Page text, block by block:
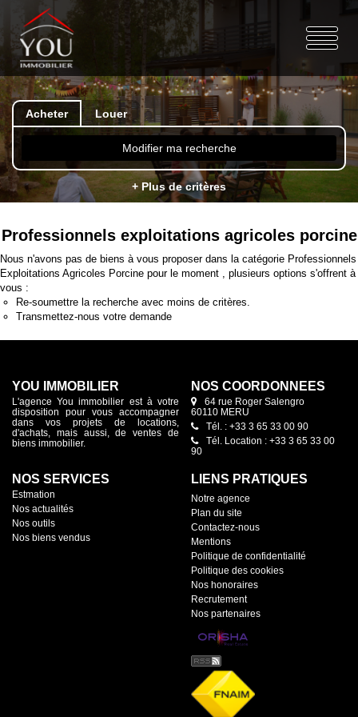
Acheter Louer
Modifier ma recherche
+ Plus de critères
Professionnels exploitations agricoles porcine
Nous n'avons pas de biens à vous proposer dans la catégorie Professionnels
Exploitations Agricoles Porcine pour le moment , plusieurs options s'offrent à
vous :
Re-soumettre la recherche avec moins de critères.
Transmettez-nous votre demande
YOU IMMOBILIER
L'agence You immobilier est à votre
disposition pour vous accompagner
dans vos projets de locations,
d'achats, mais aussi, de ventes de
biens immobilier.
NOS COORDONNÉES
64 rue Roger Salengro
60110 MERU
Tél. : +33 3 65 33 00 90
Tél. Location : +33 3 65 33 00
90
NOS SERVICES
Estmation
Nos actualités
Nos outils
Nos biens vendus
LIENS PRATIQUES
Notre agence
Plan du site
Contactez-nous
Mentions
Politique de confidentialité
Politique des cookies
Nos honoraires
Recrutement
Nos partenaires